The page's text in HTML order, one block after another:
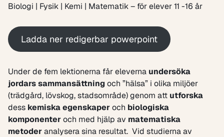
Biologi | Fysik | Kemi | Matematik – för elever 11 -16 år
Ladda ner redigerbar powerpoint
Under de fem lektionerna får eleverna undersöka
jordars sammansättning och ”hälsa” i olika miljöer
(trädgård, lövskog, stadsområde) genom att utforska
dess kemiska egenskaperoch biologiska
komponenteroch med hjälp av matematiska
metoderanalysera sina resultat. Vid studierna av